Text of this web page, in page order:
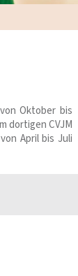
Oktober bis
dortigen CVJM
April bis Juli